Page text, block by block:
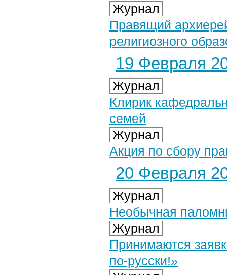
Журнал
Правящий
религиозного
19 Февраля
Журнал
Клирик
семей
Журнал
Акция по сбору
20 Февраля
Журнал
Необычная
Журнал
Принимаются
по-русски!»